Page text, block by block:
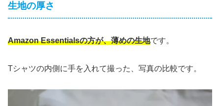
生地の厚さ
Amazon Essentialsの方が、薄めの生地です。
Tシャツの内側に手を入れて撮った、写真の比較です。